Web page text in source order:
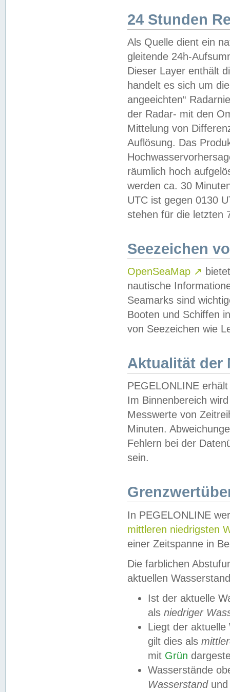
24 Stunden
Als Quelle dient ein
gleitende 24h-
Dieser Layer enthält
handelt es sich um
angeeichten“
der Radar- mit den
Mittelung von
Auflösung. Das
räumlich hoch
werden ca. 30
UTC ist gegen 0130
stehen für die letzten
Seezeichen
OpenSeaMap ↗
nautische
Seamarks sind
Booten und Schiffen
von Seezeichen wie
Aktualität der
PEGELONLINE
Im Binnenbereich
Messwerte von
Minuten.
Fehlern bei der
sein.
In PEGELONLINE
mittleren niedrigsten
einer Zeitspanne in
Die farblichen
aktuellen
Ist der aktuelle
als niedriger
Liegt der
gilt dies als
mit Grün
Wasserstände
Wasserstandund